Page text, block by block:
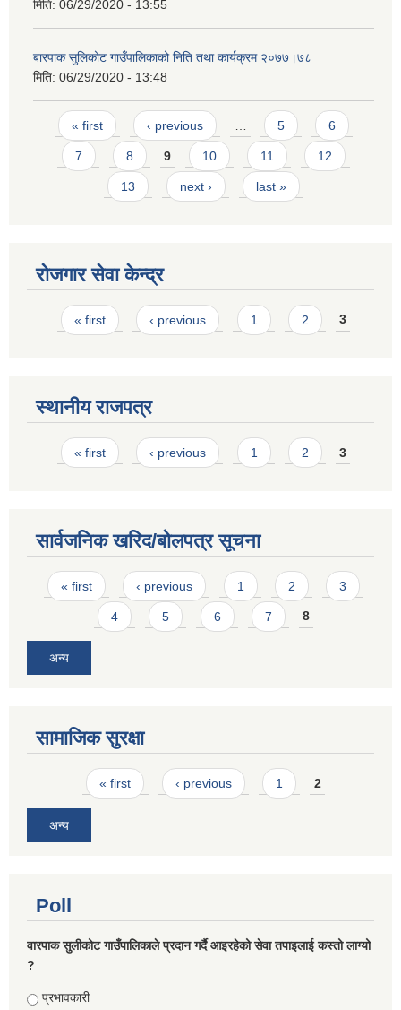
मिति: 06/29/2020 - 13:55
बारपाक सुलिकोट गाउँपालिकाको निति तथा कार्यक्रम २०७७।७८
मिति: 06/29/2020 - 13:48
Pages
« first ‹ previous 5 6
7 8 9 10 11 12
13 next › last »
रोजगार सेवा केन्द्र
Pages
« first ‹ previous 1 2 3
स्थानीय राजपत्र
Pages
« first ‹ previous 1 2 3
सार्वजनिक खरिद/बोलपत्र सूचना
Pages
« first ‹ previous 1 2 3
4 5 6 7 8
अन्य
सामाजिक सुरक्षा
Pages« first ‹ previous 1 2
अन्य
Poll
वारपाक सुलीकोट गाउँपालिकाले प्रदान गर्दै आइरहेको सेवा तपाइलाई कस्तो लाग्यो
?
Choices
प्रभावकारी